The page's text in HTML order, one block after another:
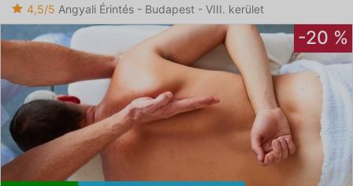
4,5/5 Angyali Érintés - Budapest - VIII. kerület
-20 %